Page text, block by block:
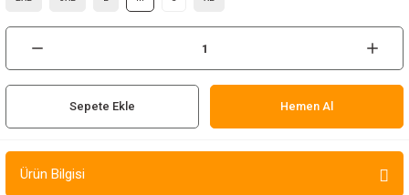
Sepete Ekle Hemen Al
Ürün Bilgisi